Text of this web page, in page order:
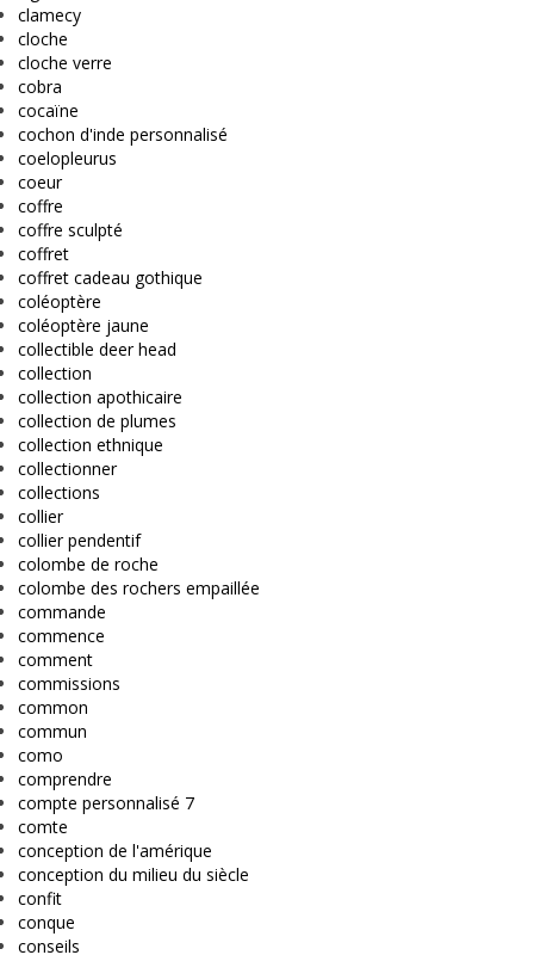
clamecy
cloche
cloche verre
cobra
cocaïne
cochon d'inde personnalisé
coelopleurus
coeur
coffre
coffre sculpté
coffret
coffret cadeau gothique
coléoptère
coléoptère jaune
collectible deer head
collection
collection apothicaire
collection de plumes
collection ethnique
collectionner
collections
collier
collier pendentif
colombe de roche
colombe des rochers empaillée
commande
commence
comment
commissions
common
commun
como
comprendre
compte personnalisé 7
comte
conception de l'amérique
conception du milieu du siècle
confit
conque
conseils